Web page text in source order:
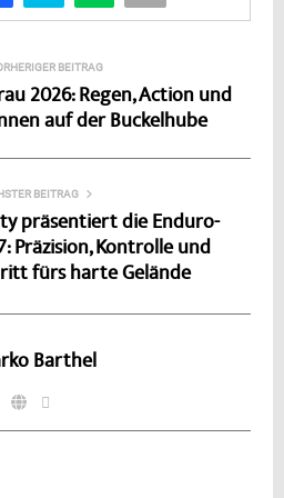
BEITRAG
2026: Regen, Action und
auf der Buckelhube
BEITRAG
präsentiert die Enduro-
Präzision, Kontrolle und
fürs harte Gelände
Barthel